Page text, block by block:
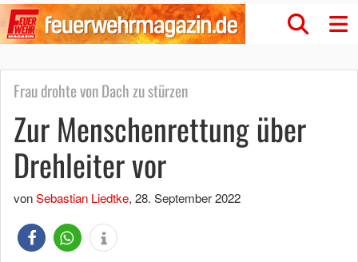
Frau drohte von Dach zu stürzen
Zur Menschenrettung über
Drehleiter vor
vonSebastian Liedtke, 28. September 2022